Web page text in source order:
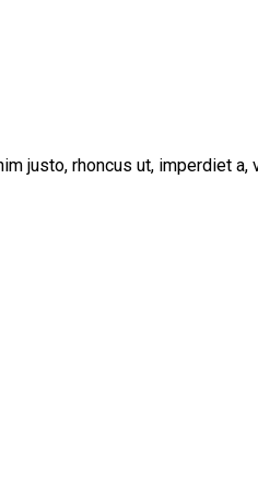
justo, rhoncus ut, imperdiet